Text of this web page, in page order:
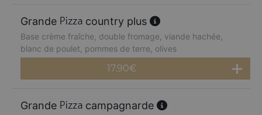
Grande country plus
Base crème fraîche, double fromage, viande hachée,
blanc de poulet, pommes de terre, olives
17.90€
Grande campagnarde